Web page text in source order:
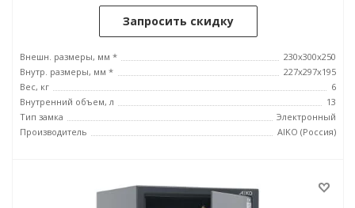
Запросить скидку
Внешн. размеры, мм *
230x300x250
Внутр. размеры, мм *
227x297x195
Вес, кг
6
Внутренний объем, л
13
Тип замка
Электронный
Производитель
AIKO (Россия)